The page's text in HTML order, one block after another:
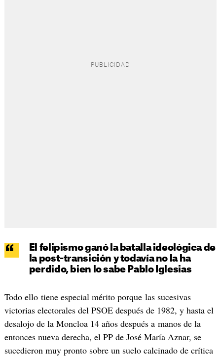
El felipismo ganó la batalla ideológica de
la post-transición y todavía no la ha
perdido, bien lo sabe Pablo Iglesias
Todo ello tiene especial mérito porque las sucesivas
victorias electorales del PSOE después de 1982, y hasta el
desalojo de la Moncloa 14 años después a manos de la
entonces nueva derecha, el PP de José María Aznar, se
sucedieron muy pronto sobre un suelo calcinado de crítica